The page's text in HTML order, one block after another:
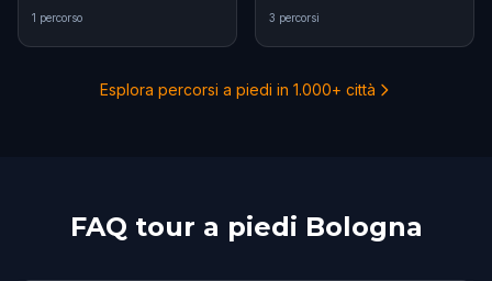
1 percorso 3 percorsi
Esplora percorsi a piedi in 1.000+ città
FAQ tour a piedi Bologna